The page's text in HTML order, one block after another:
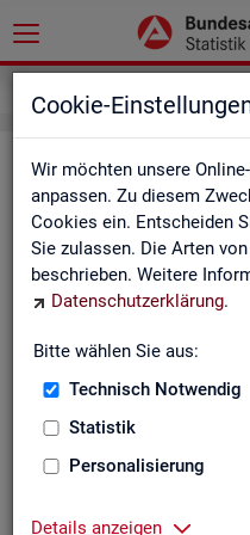
Cookie-
Wir möchten unsere
anpassen. Zu diesem
Cookies ein. Entscheiden
Sie zulassen. Die Arten
beschrieben. Weitere
Datenschutzerklärung.
Bitte wählen Sie aus:
Technisch Notwendig
Statistik
Personalisierung
Details anzeigen
Im­pres­sum
In­for­ma­tio­nen über
Im­pres­sum der
Nut­zungs- und
Co­py­right und
Die In­hal­te des
der Sta­tis­tik der BA ste­hen